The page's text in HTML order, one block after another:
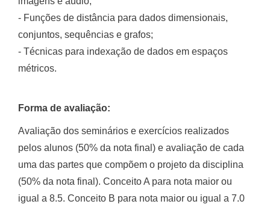
- Funções de distância para dados dimensionais,
conjuntos, sequências e grafos;
- Técnicas para indexação de dados em espaços
métricos.
Forma de avaliação:
Avaliação dos seminários e exercícios realizados
pelos alunos (50% da nota final) e avaliação de cada
uma das partes que compõem o projeto da disciplina
(50% da nota final). Conceito A para nota maior ou
igual a 8.5. Conceito B para nota maior ou igual a 7.0